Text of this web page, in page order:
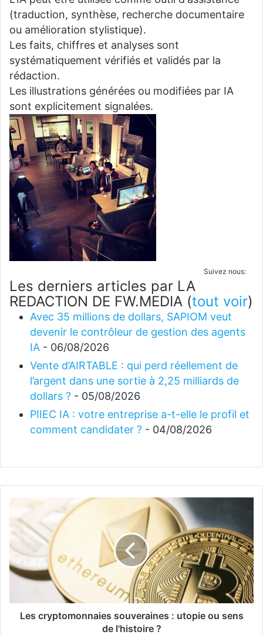
(traduction, synthèse, recherche documentaire
ou amélioration stylistique).
Les faits, chiffres et analyses sont
systématiquement vérifiés et validés par la
rédaction.
Les illustrations générées ou modifiées par IA
sont explicitement signalées.
Suivez nous:
Les derniers articles par LA
REDACTION DE FW.MEDIA (tout voir)
Avec 35 millions de dollars, SAPIOM veut
devenir le contrôleur de gestion des agents
IA - 06/08/2026
Vente d’AIRTABLE : qui perd réellement de
l’argent dans une sortie à 2,25 milliards de
dollars ? - 05/08/2026
PIIEC IA : votre entreprise a-t-elle le profil et
comment candidater ? - 04/08/2026
Les cryptomonnaies souveraines : utopie ou sens
de l'histoire ?